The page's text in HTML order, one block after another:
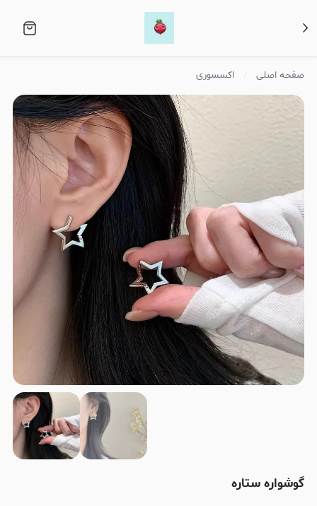
صفحه اصلی اکسسوری
گوشواره ستاره